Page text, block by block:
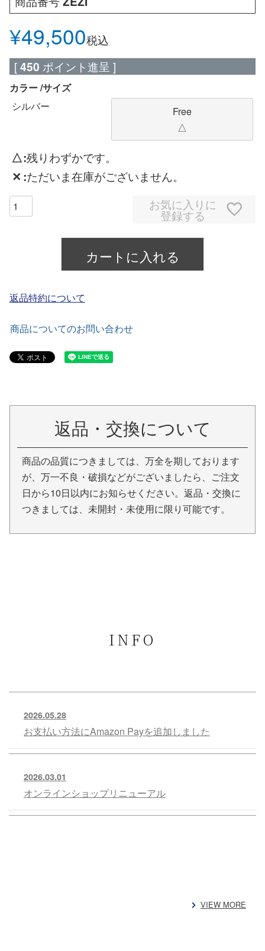
¥49,500税込
[450 ポイント進呈 ]
カラー サイズ
シルバー
Free
△
△ 残りわずかです。
✕ ただいま在庫がございません。
お気に入りに
登録する
カートに入れる
返品特約について
商品についてのお問い合わせ
返品・交換について
商品の品質につきましては、万全を期しております
が、万一不良・破損などがございましたら、ご注文
日から10日以内にお知らせください。返品・交換に
つきましては、未開封・未使用に限り可能です。
INFO
2026.05.28
お支払い方法にAmazon Payを追加しました
2026.03.01
オンラインショップリニューアル
VIEW MORE